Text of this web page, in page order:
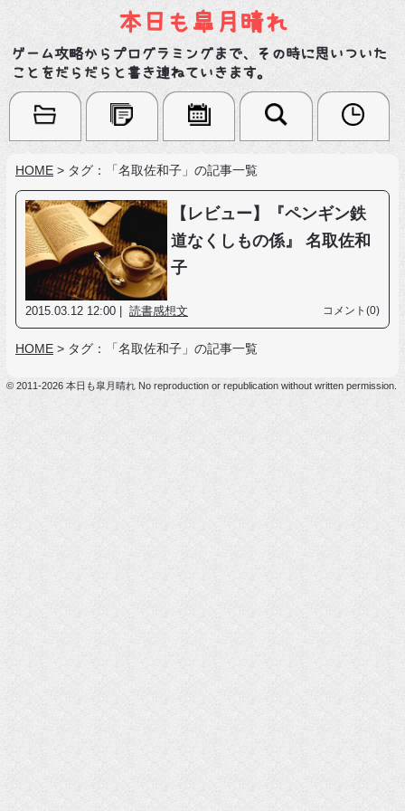
本日も皐月晴れ
ゲーム攻略からプログラミングまで、その時に思いついた
ことをだらだらと書き連ねていきます。
HOME > タグ：「名取佐和子」の記事一覧
【レビュー】『ペンギン鉄
道なくしもの係』 名取佐和
子
2015.03.12 12:00 | 読書感想文 コメント(0)
HOME > タグ：「名取佐和子」の記事一覧
© 2011-2026 本日も皐月晴れ No reproduction or republication without written permission.